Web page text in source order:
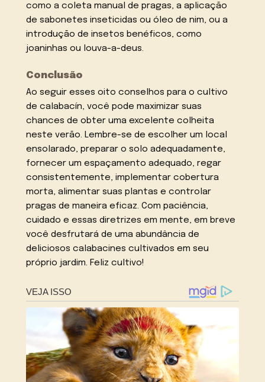
como a coleta manual de pragas, a aplicação
de sabonetes inseticidas ou óleo de nim, ou a
introdução de insetos benéficos, como
joaninhas ou louva-a-deus.
Conclusão
Ao seguir esses oito conselhos para o cultivo
de calabacín, você pode maximizar suas
chances de obter uma excelente colheita
neste verão. Lembre-se de escolher um local
ensolarado, preparar o solo adequadamente,
fornecer um espaçamento adequado, regar
consistentemente, implementar cobertura
morta, alimentar suas plantas e controlar
pragas de maneira eficaz. Com paciência,
cuidado e essas diretrizes em mente, em breve
você desfrutará de uma abundância de
deliciosos calabacines cultivados em seu
próprio jardim. Feliz cultivo!